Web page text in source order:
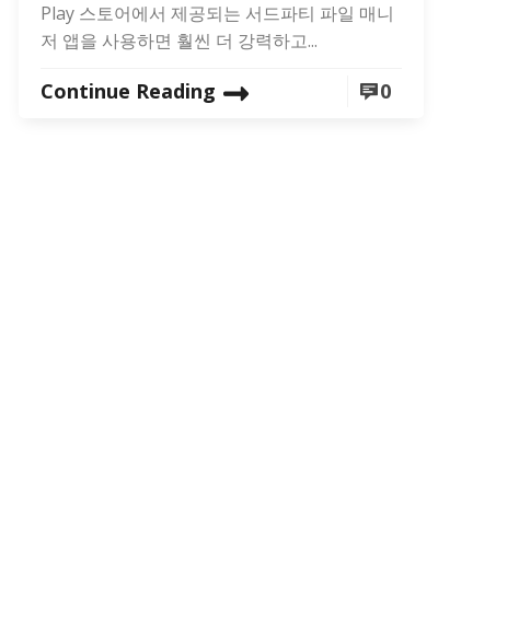
Play 스토어에서 제공되는 서드파티 파일 매니
저 앱을 사용하면 훨씬 더 강력하고...
Continue Reading 0